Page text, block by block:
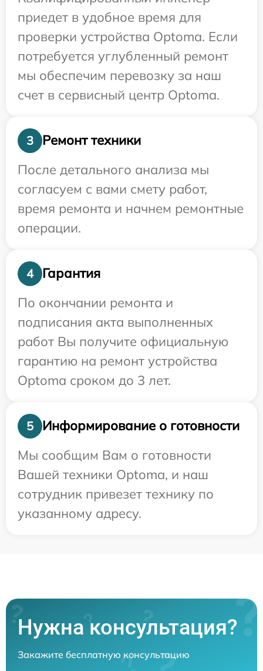
приедет в удобное время для
проверки устройства Optoma. Если
потребуется углубленный ремонт
мы обеспечим перевозку за наш
счет в сервисный центр Optoma.
3
Ремонт техники
После детального анализа мы
согласуем с вами смету работ,
время ремонта и начнем ремонтные
операции.
4
Гарантия
По окончании ремонта и
подписания акта выполненных
работ Вы получите официальную
гарантию на ремонт устройства
Optoma сроком до 3 лет.
5
Информирование о готовности
Мы сообщим Вам о готовности
Вашей техники Optoma, и наш
сотрудник привезет технику по
указанному адресу.
Нужна консультация?
Закажите бесплатную консультацию